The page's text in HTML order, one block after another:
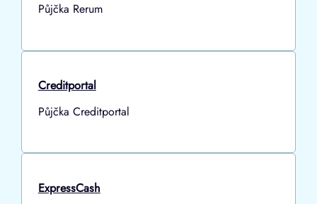
Půjčka Rerum
Creditportal
Půjčka Creditportal
ExpressCash